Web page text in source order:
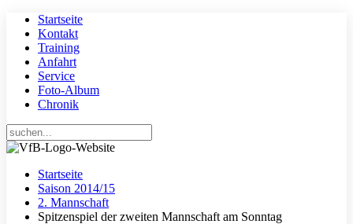
Startseite
Kontakt
Training
Anfahrt
Service
Foto-Album
Chronik
Startseite
Saison 2014/15
2. Mannschaft
Spitzenspiel der zweiten Mannschaft am Sonntag